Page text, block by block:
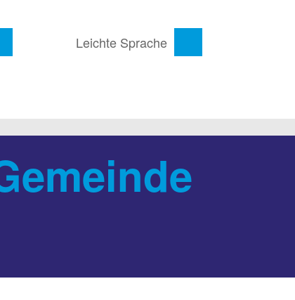
Leichte Sprache